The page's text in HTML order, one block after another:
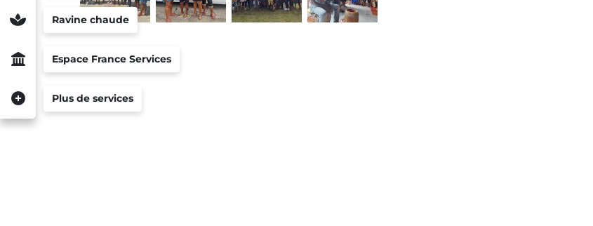
Ravine chaude
Espace France Services
Plus de services